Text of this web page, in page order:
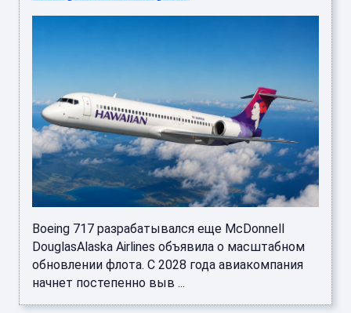
Boeing 717 разрабатывался еще McDonnell
DouglasAlaska Airlines объявила о масштабном
обновлении флота. С 2028 года авиакомпания
начнет постепенно выв ...